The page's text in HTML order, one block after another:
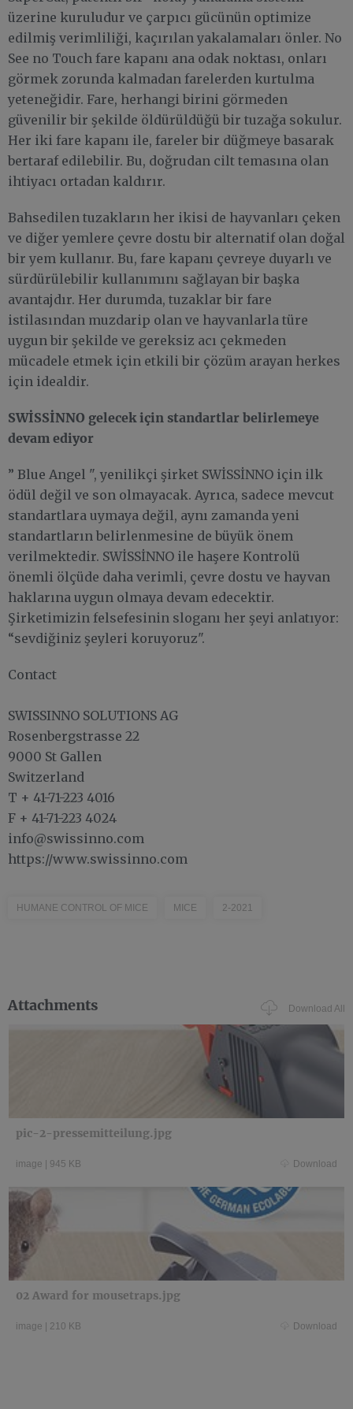
üzerine kuruludur ve çarpıcı gücünün optimize
edilmiş verimliliği, kaçırılan yakalamaları önler. No
See no Touch fare kapanı ana odak noktası, onları
görmek zorunda kalmadan farelerden kurtulma
yeteneğidir. Fare, herhangi birini görmeden
güvenilir bir şekilde öldürüldüğü bir tuzağa sokulur.
Her iki fare kapanı ile, fareler bir düğmeye basarak
bertaraf edilebilir. Bu, doğrudan cilt temasına olan
ihtiyacı ortadan kaldırır.
Bahsedilen tuzakların her ikisi de hayvanları çeken
ve diğer yemlere çevre dostu bir alternatif olan doğal
bir yem kullanır. Bu, fare kapanı çevreye duyarlı ve
sürdürülebilir kullanımını sağlayan bir başka
avantajdır. Her durumda, tuzaklar bir fare
istilasından muzdarip olan ve hayvanlarla türe
uygun bir şekilde ve gereksiz acı çekmeden
mücadele etmek için etkili bir çözüm arayan herkes
için idealdir.
SWİSSİNNO gelecek için standartlar belirlemeye
devam ediyor
” Blue Angel ", yenilikçi şirket SWİSSİNNO için ilk
ödül değil ve son olmayacak. Ayrıca, sadece mevcut
standartlara uymaya değil, aynı zamanda yeni
standartların belirlenmesine de büyük önem
verilmektedir. SWİSSİNNO ile haşere Kontrolü
önemli ölçüde daha verimli, çevre dostu ve hayvan
haklarına uygun olmaya devam edecektir.
Şirketimizin felsefesinin sloganı her şeyi anlatıyor:
“sevdiğiniz şeyleri koruyoruz".
Contact
SWISSINNO SOLUTIONS AG
Rosenbergstrasse 22
9000 St Gallen
Switzerland
T + 41-71-223 4016
F + 41-71-223 4024
info@swissinno.com
https://www.swissinno.com
HUMANE CONTROL OF MICE MICE 2-2021
Attachments Download All
pic-2-pressemitteilung.jpg
image 945 KB Download
02 Award for mousetraps.jpg
image 210 KB Download